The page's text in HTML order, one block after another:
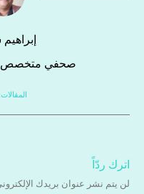
صحفي متخصص
المقالات: 2036
اترك ردّاً
لن يتم نشر عنوان بريدك